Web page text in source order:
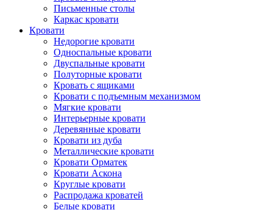
Письменные столы
Каркас кровати
Кровати
Недорогие кровати
Односпальные кровати
Двуспальные кровати
Полуторные кровати
Кровать с ящиками
Кровати с подъемным механизмом
Мягкие кровати
Интерьерные кровати
Деревянные кровати
Кровати из дуба
Металлические кровати
Кровати Орматек
Кровати Аскона
Круглые кровати
Распродажа кроватей
Белые кровати